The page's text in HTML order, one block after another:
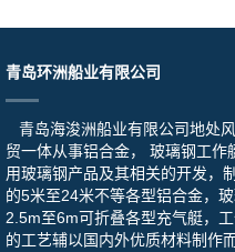
青岛环洲船业有限公司
青岛海浚洲船业有限公司地处
贸一体从事铝合金， 玻璃钢工
用玻璃钢产品及其相关的开发，
的5米至24米不等各型铝合金，
2.5m至6m可折叠各型充气艇，
的工艺辅以国内外优质材料制作